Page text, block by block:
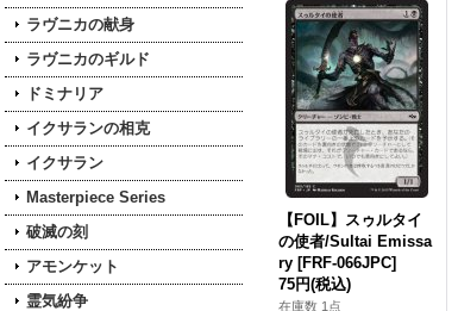
ラヴニカの献身
ラヴニカのギルド
ドミナリア
イクサランの相克
イクサラン
Masterpiece Series
破滅の刻
アモンケット
霊気紛争
【FOIL】スゥルタイ
の使者/Sultai Emissa
ry [FRF-066JPC]
75円(税込)
在庫数 1点